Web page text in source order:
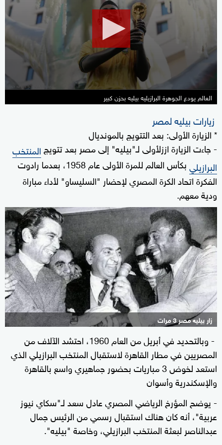
2
minutes,
1
second
العالم يودع الجوهرة البرازيليه بيليه بحزن كبير
زيارات بيليه لمصر
* الزيارة الأولى: بعد التتويج بالمونديال
- جاءت الزيارة اززلأولى لـ"بيليه" إلى مصر بعد تتويج المنتخب
البرازيلي
بكأس العالم للمرة الأولى عام 1958، بعدما رادوت
الفكرة اتحاد الكرة المصري لإحضار "السليساو" لأداء مباراة
ودية معهم.
زار بيليه مصر 3 مرات
- وبالتحديد في أبريل من العام 1960، احتشد الآلاف من
المصريين في مطار القاهرة لاستقبال المنتخب البرازيلي الذي
استعد لخوض 3 مباريات بحضور جماهيري واسع بالقاهرة
والإسكندرية وأسوان
- يوضح المؤرخ الرياضي المصري عادل سعد لـ"سكاي نيوز
عربية"، أنه كان هناك استقبال رسمي من الرئيس جمال
عبدالناصر لبعثة المنتخب البرازيلي، وخاصة "بيليه".